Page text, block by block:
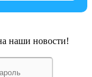
наши новости!